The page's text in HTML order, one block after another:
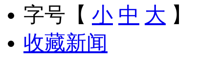
字号【 小 中 大 】
收藏新闻